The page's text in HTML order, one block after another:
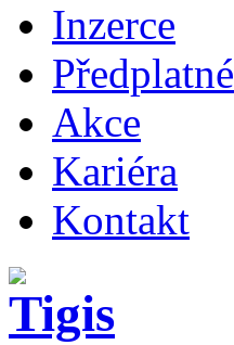
Inzerce
Předplatné
Akce
Kariéra
Kontakt